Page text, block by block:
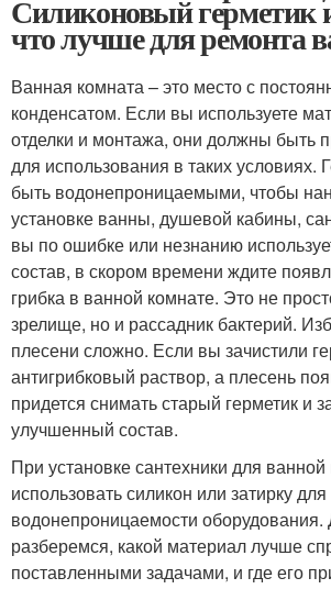
Силиконовый герметик
что лучше для ремонта
Ванная комната – это место с
конденсатом. Если вы используете
отделки и монтажа, они должны быть
для использования в таких условиях.
быть водонепроницаемыми, чтобы
установке ванны, душевой кабины,
вы по ошибке или незнанию
состав, в скором времени ждите
грибка в ванной комнате. Это не
зрелище, но и рассадник бактерий.
плесени сложно. Если вы зачистили
антигрибковый раствор, а плесень
придется снимать старый герметик и
улучшенный состав.
При установке сантехники для
использовать силикон или затирку для
водонепроницаемости оборудования.
разберемся, какой материал лучше
поставленными задачами, и где его